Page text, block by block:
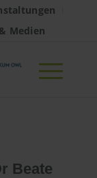
Medien
Beate